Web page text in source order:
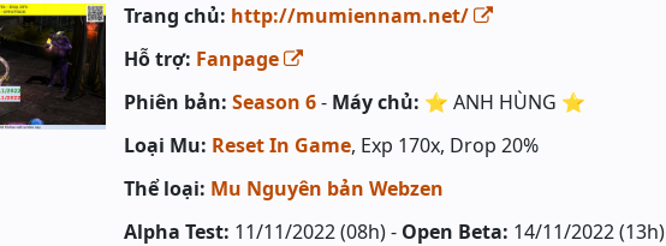
Trang chủ: http://mumiennam.net/
Hỗ trợ: Fanpage
Phiên bản: Season 6- Máy chủ: ⭐️ ANH HÙNG ⭐️
Loại Mu: Reset In Game, Exp 170x, Drop 20%
Thể loại: Mu Nguyên bản Webzen
Alpha Test: 11/11/2022 (08h) - Open Beta: 14/11/2022 (13h)